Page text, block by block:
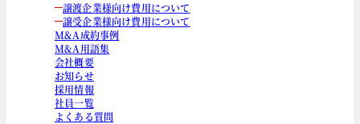
譲渡企業様向け費用について
譲受企業様向け費用について
M&A成約事例
M&A用語集
会社概要
お知らせ
採用情報
社員一覧
よくある質問